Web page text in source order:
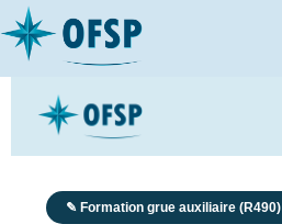
✎ Formation grue auxiliaire (R490)